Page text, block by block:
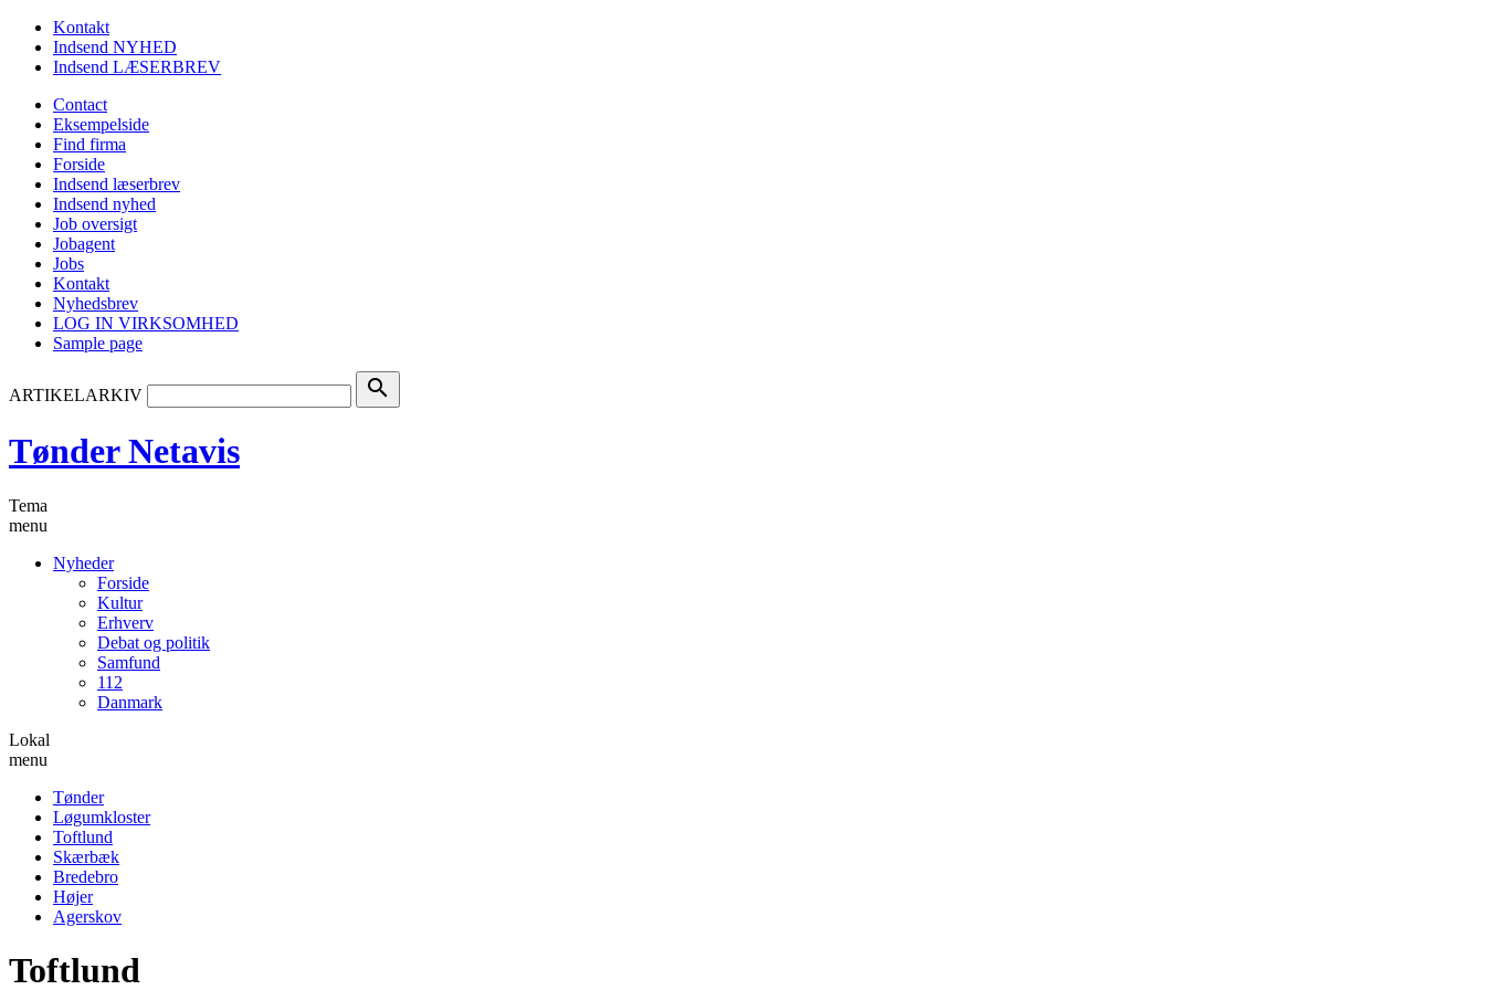
Kontakt
Indsend NYHED
Indsend LÆSERBREV
Contact
Eksempelside
Find firma
Forside
Indsend læserbrev
Indsend nyhed
Job oversigt
Jobagent
Jobs
Kontakt
Nyhedsbrev
LOG IN VIRKSOMHED
Sample page
ARTIKELARKIV search
Tønder Netavis
Tema
menu
Nyheder
Forside
Kultur
Erhverv
Debat og politik
Samfund
112
Danmark
Lokal
menu
Tønder
Løgumkloster
Toftlund
Skærbæk
Bredebro
Højer
Agerskov
Toftlund